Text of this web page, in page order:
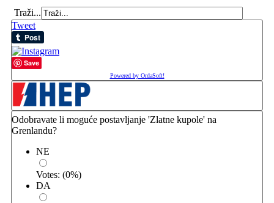
Traži...
Tweet
Save
Powered by OrdaSoft!
Odobravate li moguće postavljanje 'Zlatne kupole' na
Grenlandu?
NE
Votes: (0%)
DA